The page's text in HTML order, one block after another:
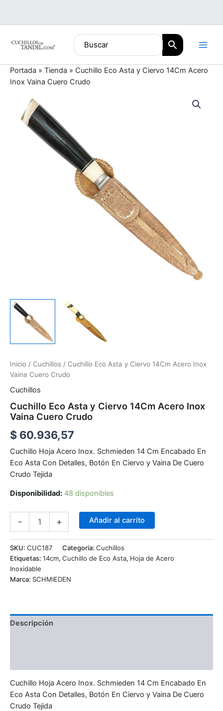
contenido
Portada » Tienda » Cuchillo Eco Asta y Ciervo 14Cm Acero
Inox Vaina Cuero Crudo
Inicio / Cuchillos / Cuchillo Eco Asta y Ciervo 14Cm Acero Inox
Vaina Cuero Crudo
Cuchillos
Cuchillo Eco Asta y Ciervo 14Cm Acero Inox
Vaina Cuero Crudo
$ 60.936,57
Cuchillo Hoja Acero Inox. Schmieden 14 Cm Encabado En
Eco Asta Con Detalles, Botón En Ciervo y Vaina De Cuero
Crudo Tejida
Disponibilidad: 48 disponibles
-
Asta
+ Añadir al carrito
SKU: CUC187 Categoría: Cuchillos
Etiquetas: 14cm, Cuchillo de Eco Asta, Hoja de Acero
Inoxidable
Marca: SCHMIEDEN
Descripción
Cuchillo Hoja Acero Inox. Schmieden 14 Cm Encabado En
Eco Asta Con Detalles, Botón En Ciervo y Vaina De Cuero
Crudo Tejida